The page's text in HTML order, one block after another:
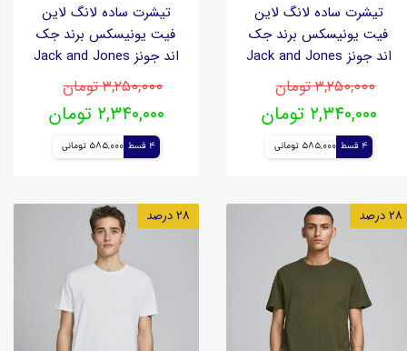
تیشرت ساده لانگ لاین
فیت یونیسکس برند جک
اند جونز Jack and Jones
۳,۲۵۰,۰۰۰ تومان
۲,۳۴۰,۰۰۰ تومان
4 قسط 585,000 تومانی
تیشرت ساده لانگ لاین
فیت یونیسکس برند جک
اند جونز Jack and Jones
۳,۲۵۰,۰۰۰ تومان
۲,۳۴۰,۰۰۰ تومان
4 قسط 585,000 تومانی
۲۸ درصد ۲۸ درصد